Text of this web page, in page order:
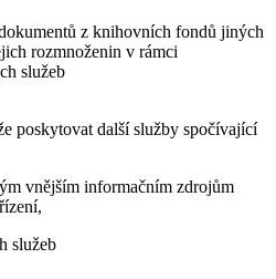
z knihovních fondů jiných
rozmnoženin v rámci
služeb
poskytovat další služby spočívající
vnějším informačním zdrojům
služeb